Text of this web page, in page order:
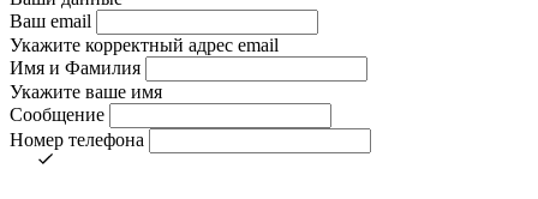
Ваш email
Укажите корректный адрес email
Имя и Фамилия
Укажите ваше имя
Сообщение
Номер телефона